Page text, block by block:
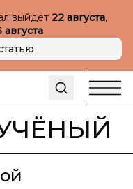
выйдет 22 августа,
августа